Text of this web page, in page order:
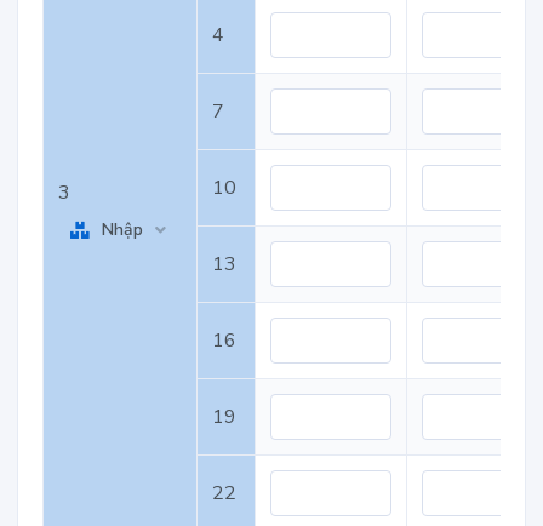
3
Nhập
4
7
10
13
16
19
22